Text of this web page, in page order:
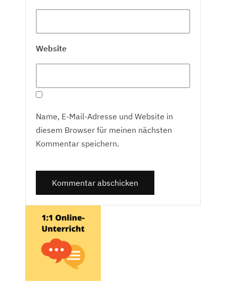
Website
Name, E-Mail-Adresse und Website in
diesem Browser für meinen nächsten
Kommentar speichern.